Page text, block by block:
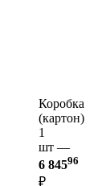
Коробка
(картон)
1
шт —
6 84596
₽